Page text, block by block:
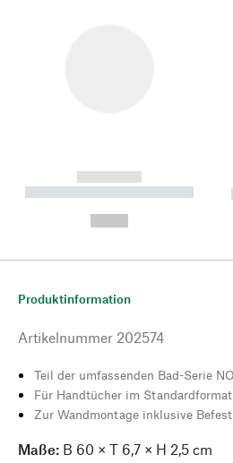
------------
----------- ----------- --------
Produktinformation
Artikelnummer 202574
Teil der umfassenden Bad-Serie
Für Handtücher im Standardformat
Zur Wandmontage inklusive
Maße: B 60 × T 6,7 × H 2,5 cm